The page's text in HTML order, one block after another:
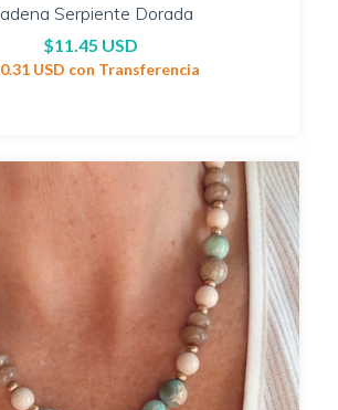
Serpiente Dorada
$11.45 USD
USD con Transferencia